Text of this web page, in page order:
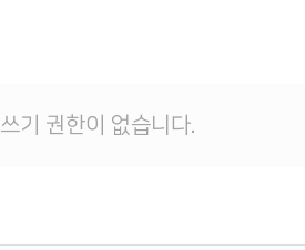
기 권한이 없습니다.